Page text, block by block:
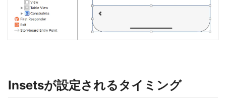
Insetsが設定されるタイミング